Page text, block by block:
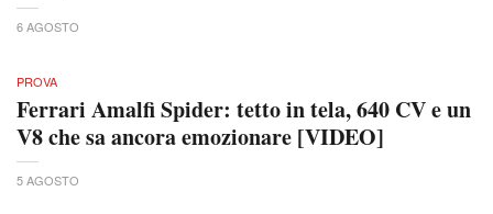
6 AGOSTO
PROVA
Ferrari Amalfi Spider: tetto in tela, 640 CV e un
V8 che sa ancora emozionare [VIDEO]
5 AGOSTO